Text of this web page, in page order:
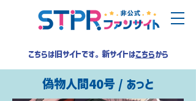
こちらは旧サイトです。新サイトはこちらから
偽物人間40号 / あっと